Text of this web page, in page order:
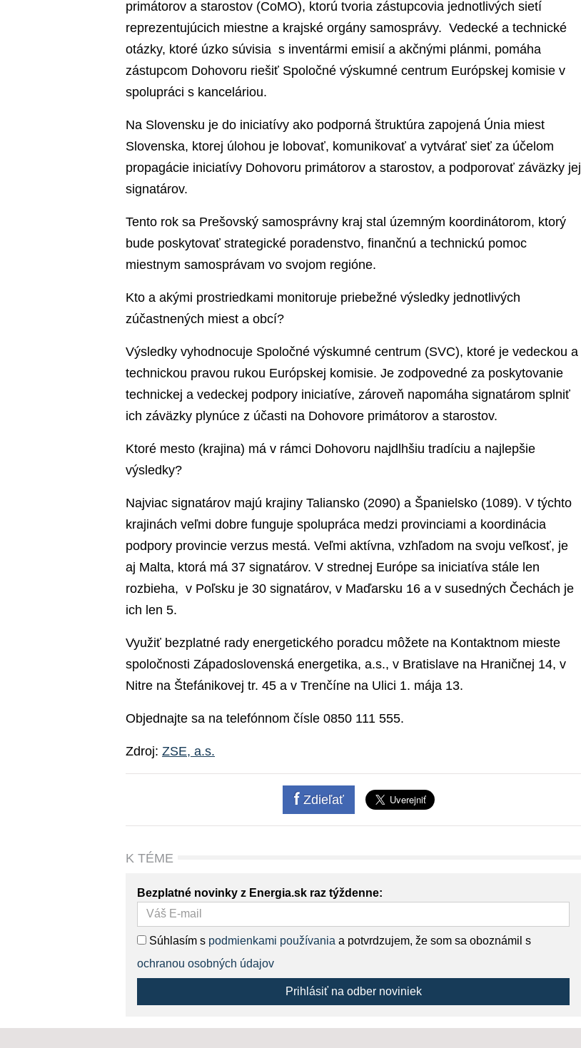
primátorov a starostov (CoMO), ktorú tvoria zástupcovia jednotlivých sietí
reprezentujúcich miestne a krajské orgány samosprávy. Vedecké a technické
otázky, ktoré úzko súvisia s inventármi emisií a akčnými plánmi, pomáha
zástupcom Dohovoru riešiť Spoločné výskumné centrum Európskej komisie v
spolupráci s kanceláriou.
Na Slovensku je do iniciatívy ako podporná štruktúra zapojená Únia miest
Slovenska, ktorej úlohou je lobovať, komunikovať a vytvárať sieť za účelom
propagácie iniciatívy Dohovoru primátorov a starostov, a podporovať záväzky jej
signatárov.
Tento rok sa Prešovský samosprávny kraj stal územným koordinátorom, ktorý
bude poskytovať strategické poradenstvo, finančnú a technickú pomoc
miestnym samosprávam vo svojom regióne.
Kto a akými prostriedkami monitoruje priebežné výsledky jednotlivých
zúčastnených miest a obcí?
Výsledky vyhodnocuje Spoločné výskumné centrum (SVC), ktoré je vedeckou a
technickou pravou rukou Európskej komisie. Je zodpovedné za poskytovanie
technickej a vedeckej podpory iniciatíve, zároveň napomáha signatárom splniť
ich záväzky plynúce z účasti na Dohovore primátorov a starostov.
Ktoré mesto (krajina) má v rámci Dohovoru najdlhšiu tradíciu a najlepšie
výsledky?
Najviac signatárov majú krajiny Taliansko (2090) a Španielsko (1089). V týchto
krajinách veľmi dobre funguje spolupráca medzi provinciami a koordinácia
podpory provincie verzus mestá. Veľmi aktívna, vzhľadom na svoju veľkosť, je
aj Malta, ktorá má 37 signatárov. V strednej Európe sa iniciatíva stále len
rozbieha, v Poľsku je 30 signatárov, v Maďarsku 16 a v susedných Čechách je
ich len 5.
Využiť bezplatné rady energetického poradcu môžete na Kontaktnom mieste
spoločnosti Západoslovenská energetika, a.s., v Bratislave na Hraničnej 14, v
Nitre na Štefánikovej tr. 45 a v Trenčíne na Ulici 1. mája 13.
Objednajte sa na telefónnom čísle 0850 111 555.
Zdroj: ZSE, a.s.
Zdieľať
K TÉME
Bezplatné novinky z Energia.sk raz týždenne:
Súhlasím s podmienkami používania a potvrdzujem, že som sa oboznámil s
ochranou osobných údajov
Prihlásiť na odber noviniek